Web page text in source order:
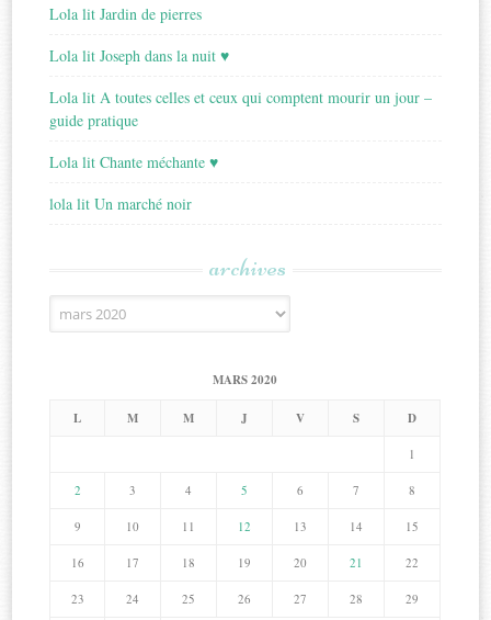
Lola lit Jardin de pierres
Lola lit Joseph dans la nuit ♥
Lola lit A toutes celles et ceux qui comptent mourir un jour –
guide pratique
Lola lit Chante méchante ♥
lola lit Un marché noir
archives
Archives
MARS 2020
L M M J V S D
1
2 3 4 5 6 7 8
9 10 11 12 13 14 15
16 17 18 19 20 21 22
23 24 25 26 27 28 29